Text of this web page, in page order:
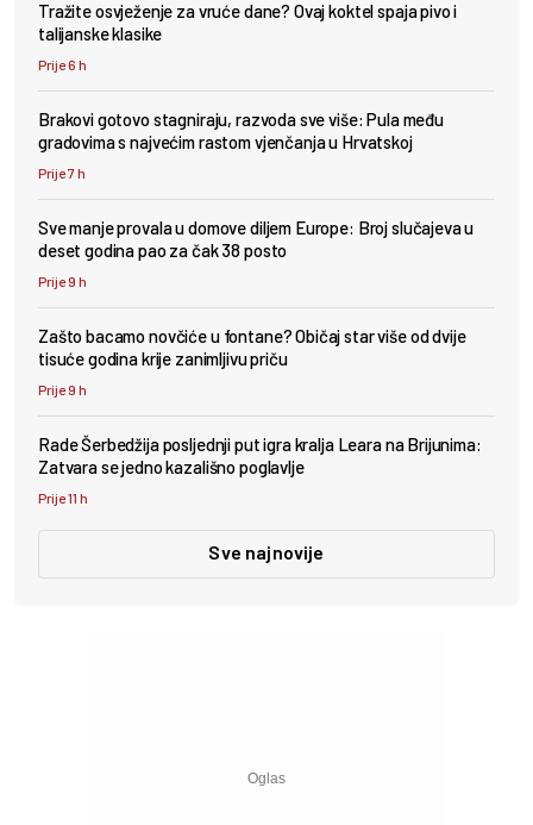
Tražite osvježenje za vruće dane? Ovaj koktel spaja pivo i
talijanske klasike
Prije 6 h
Brakovi gotovo stagniraju, razvoda sve više: Pula među
gradovima s najvećim rastom vjenčanja u Hrvatskoj
Prije 7 h
Sve manje provala u domove diljem Europe: Broj slučajeva u
deset godina pao za čak 38 posto
Prije 9 h
Zašto bacamo novčiće u fontane? Običaj star više od dvije
tisuće godina krije zanimljivu priču
Prije 9 h
Rade Šerbedžija posljednji put igra kralja Leara na Brijunima:
Zatvara se jedno kazališno poglavlje
Prije 11 h
Sve najnovije